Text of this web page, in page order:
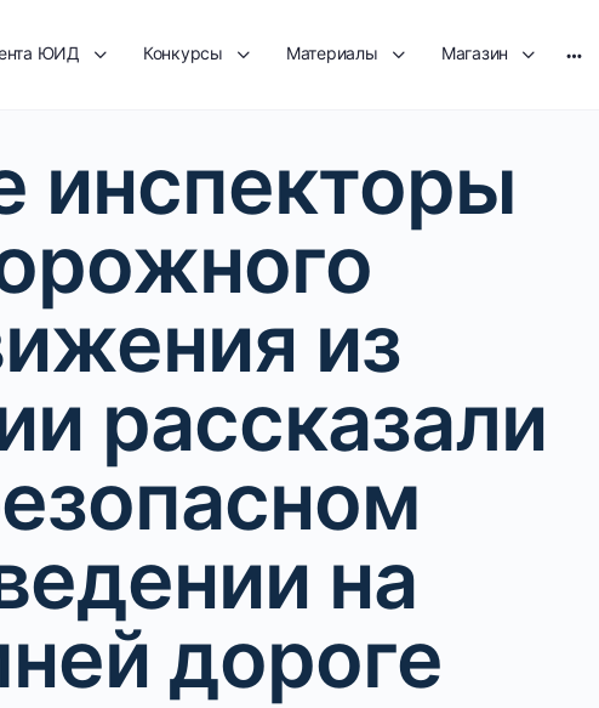
ЮИД Конкурсы Материалы Магазин
из
рассказали
на
дороге